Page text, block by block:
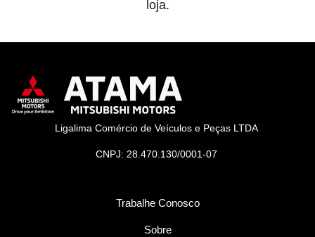
loja.
Ligalima Comércio de Veículos e Peças LTDA
CNPJ: 28.470.130/0001-07
Trabalhe Conosco
Sobre